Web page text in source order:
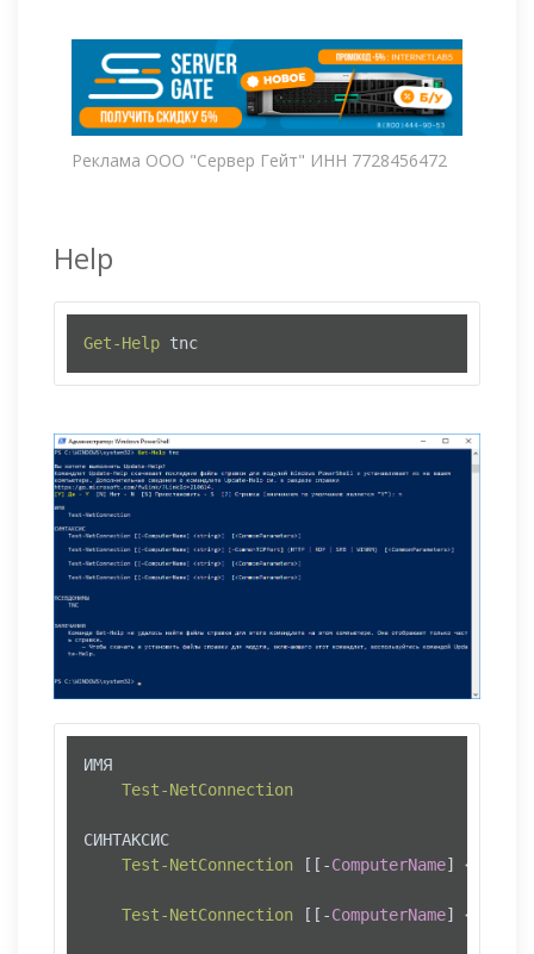
Реклама ООО "Сервер Гейт" ИНН 7728456472
Help
Get-Help tnc
ИМЯ
Test-NetConnection
СИНТАКСИС
Test-NetConnection [[-ComputerName] <
Test-NetConnection [[-ComputerName] <